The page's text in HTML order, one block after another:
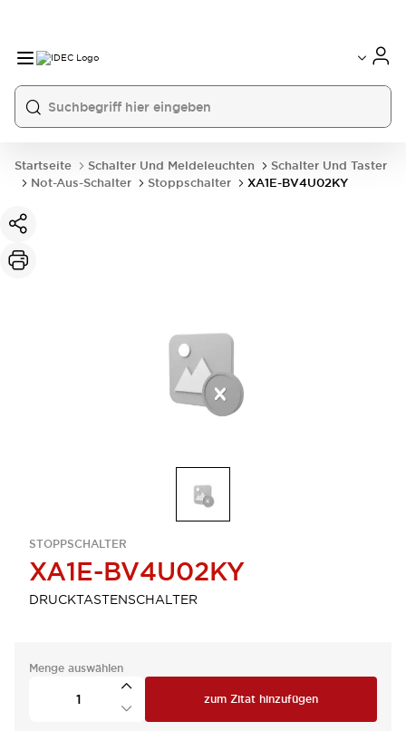
Startseite Schalter Und Meldeleuchten
Schalter Und Taster
Not-Aus-Schalter
Stoppschalter XA1E-BV4U02KY
STOPPSCHALTER
XA1E-BV4U02KY
DRUCKTASTENSCHALTER
Menge auswählen
zum Zitat hinzufügen